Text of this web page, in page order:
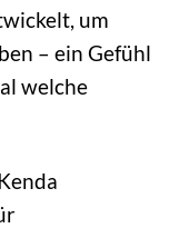
um
– ein Gefühl
welche